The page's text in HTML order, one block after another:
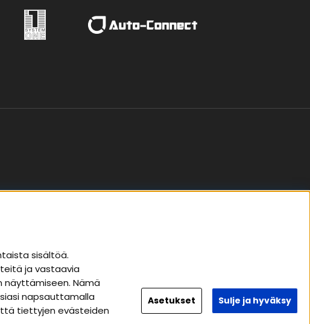
Facebook
Youtube
sisältöä.
ja vastaavia
näyttämiseen. Nämä
napsauttamalla
tiettyjen evästeiden
Asetukset Sulje ja hyväksy